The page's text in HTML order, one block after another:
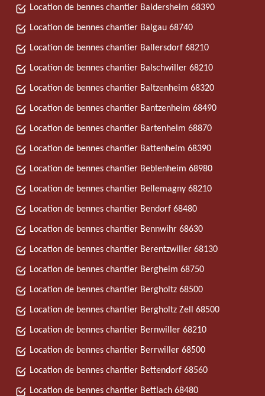
Location de bennes chantier Baldersheim 68390
Location de bennes chantier Balgau 68740
Location de bennes chantier Ballersdorf 68210
Location de bennes chantier Balschwiller 68210
Location de bennes chantier Baltzenheim 68320
Location de bennes chantier Bantzenheim 68490
Location de bennes chantier Bartenheim 68870
Location de bennes chantier Battenheim 68390
Location de bennes chantier Beblenheim 68980
Location de bennes chantier Bellemagny 68210
Location de bennes chantier Bendorf 68480
Location de bennes chantier Bennwihr 68630
Location de bennes chantier Berentzwiller 68130
Location de bennes chantier Bergheim 68750
Location de bennes chantier Bergholtz 68500
Location de bennes chantier Bergholtz Zell 68500
Location de bennes chantier Bernwiller 68210
Location de bennes chantier Berrwiller 68500
Location de bennes chantier Bettendorf 68560
Location de bennes chantier Bettlach 68480